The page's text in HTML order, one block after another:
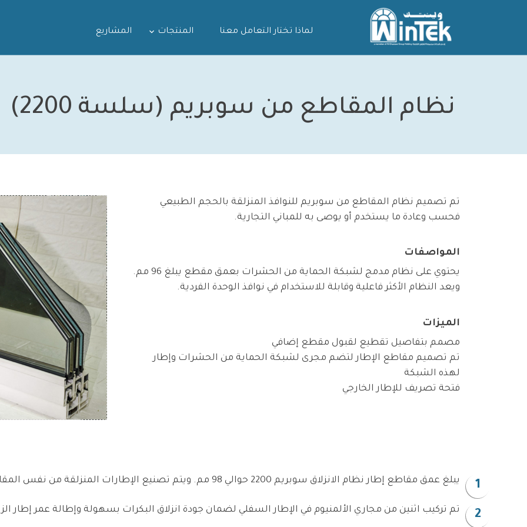
لماذا تختار التعامل معنا المنتجات المشاريع
نظام المقاطع من سوبريم (سلسة 2200)
تم تصميم نظام المقاطع من سوبريم للنوافذ المنزلقة بالحجم الطبيعي
فحسب وعادة ما يستخدم أو يوصى به للمباني التجارية.
المواصفات
يحتوي على نظام مدمج لشبكة الحماية من الحشرات بعمق مقطع يبلغ 96 مم.
ويعد النظام الأكثر فاعلية وقابلة للاستخدام في نوافذ الوحدة الفردية.
الميزات
مصمم بتفاصيل تقطيع لقبول مقطع إضافي
تم تصميم مقاطع الإطار لتضم مجرى لشبكة الحماية من الحشرات وإطار
لهذه الشبكة
فتحة تصريف للإطار الخارجي
يبلغ عمق مقاطع إطار نظام الانزلاق سوبريم 2200 حوالي 98 مم. ويتم تصنيع الإطارات المنزلقة من نفس المقاطع من جميع الجوانب ثم تلحم من الزوايا.
تم تركيب اثنين من مجاري الألمنيوم في الإطار السفلي لضمان جودة انزلاق البكرات بسهولة وإطالة عمر إطار